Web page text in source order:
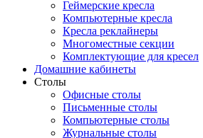
Геймерские кресла
Компьютерные кресла
Кресла реклайнеры
Многоместные секции
Комплектующие для кресел
Домашние кабинеты
Столы
Офисные столы
Письменные столы
Компьютерные столы
Журнальные столы